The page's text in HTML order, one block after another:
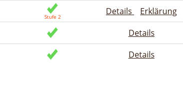
Details
Erklärung
Details
Details